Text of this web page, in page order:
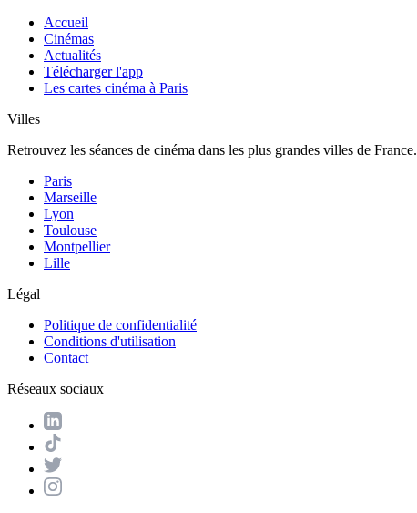
Accueil
Cinémas
Actualités
Télécharger l'app
Les cartes cinéma à Paris
Villes
Retrouvez les séances de cinéma dans les plus grandes villes de France.
Paris
Marseille
Lyon
Toulouse
Montpellier
Lille
Légal
Politique de confidentialité
Conditions d'utilisation
Contact
Réseaux sociaux